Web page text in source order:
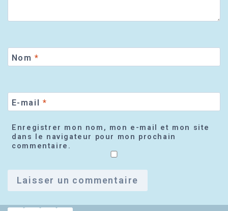
Nom *
E-mail *
Enregistrer mon nom, mon e-mail et mon site
dans le navigateur pour mon prochain
commentaire.